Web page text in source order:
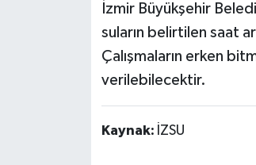
İzmir Büyükşehir
suların belirtilen saat
Çalışmaların erken
verilebilecektir.
Kaynak: İZSU